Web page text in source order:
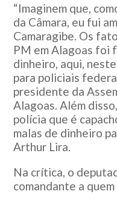
“Imaginem que,
da Câmara, eu fui
Camaragibe. Os
PM em Alagoas foi
dinheiro, aqui,
para policiais
presidente da
Alagoas. Além
polícia que é
malas de dinheiro
Arthur Lira.
Na crítica, o
comandante a